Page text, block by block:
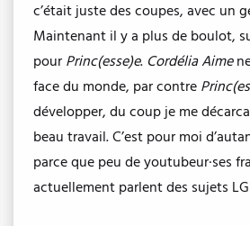
c’était juste des coupes, avec un
Maintenant il y a plus de boulot,
pour Princ(esse)e. Cordélia Aime
face du monde, par contre
développer, du coup je me
beau travail. C’est pour moi
parce que peu de youtubeur·ses
actuellement parlent des sujets